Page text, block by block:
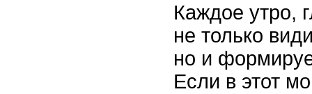
Каждое утро,
не только
но и
Если в этот